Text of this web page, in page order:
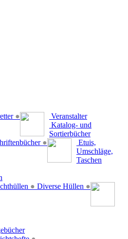
● Veranstalter
Katalog- und
Sortierbücher
●
Etuis,
Umschläge,
Taschen
● Diverse Hüllen ●